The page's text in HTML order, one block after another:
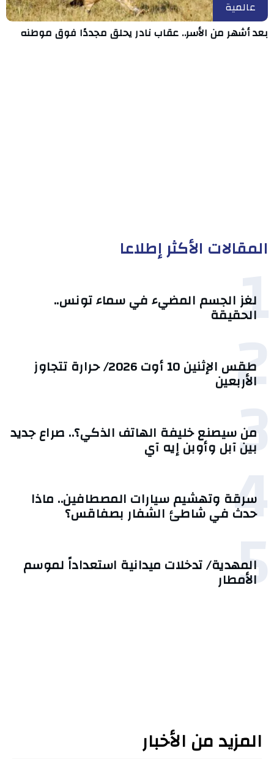
عالمية
بعد أشهر من الأسر.. عقاب نادر يحلق مجددًا فوق موطنه
المقالات الأكثر إطلاعا
1
لغز الجسم المضيء في سماء تونس..
الحقيقة
2 طقس الإثنين 10 أوت 2026/ حرارة تتجاوز
الأربعين
3
من سيصنع خليفة الهاتف الذكي؟.. صراع جديد
بين آبل وأوبن إيه آي
4
سرقة وتهشيم سيارات المصطافين.. ماذا
حدث في شاطئ الشفار بصفاقس؟
5
المهدية/ تدخلات ميدانية استعداداً لموسم
الأمطار
المزيد من الأخبار